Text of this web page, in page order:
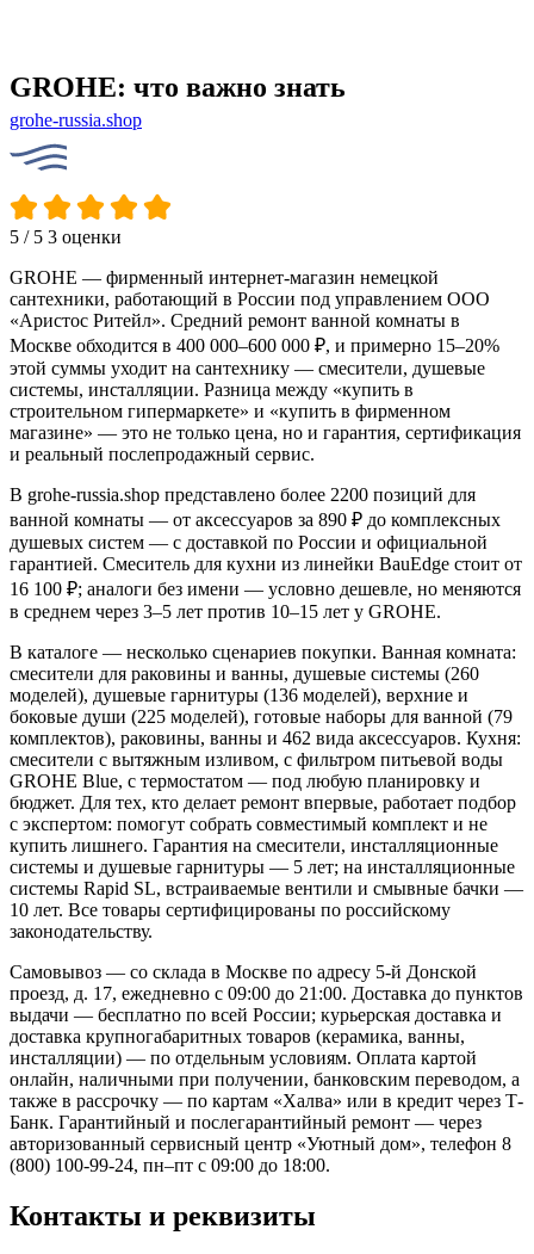
GROHE: что важно знать
grohe-russia.shop
5 / 5 3 оценки
GROHE — фирменный интернет-магазин немецкой
сантехники, работающий в России под управлением ООО
«Аристос Ритейл». Средний ремонт ванной комнаты в
Москве обходится в 400 000–600 000 ₽, и примерно 15–20%
этой суммы уходит на сантехнику — смесители, душевые
системы, инсталляции. Разница между «купить в
строительном гипермаркете» и «купить в фирменном
магазине» — это не только цена, но и гарантия, сертификация
и реальный послепродажный сервис.
В grohe-russia.shop представлено более 2200 позиций для
ванной комнаты — от аксессуаров за 890 ₽ до комплексных
душевых систем — с доставкой по России и официальной
гарантией. Смеситель для кухни из линейки BauEdge стоит от
16 100 ₽; аналоги без имени — условно дешевле, но меняются
в среднем через 3–5 лет против 10–15 лет у GROHE.
В каталоге — несколько сценариев покупки. Ванная комната:
смесители для раковины и ванны, душевые системы (260
моделей), душевые гарнитуры (136 моделей), верхние и
боковые души (225 моделей), готовые наборы для ванной (79
комплектов), раковины, ванны и 462 вида аксессуаров. Кухня:
смесители с вытяжным изливом, с фильтром питьевой воды
GROHE Blue, с термостатом — под любую планировку и
бюджет. Для тех, кто делает ремонт впервые, работает подбор
с экспертом: помогут собрать совместимый комплект и не
купить лишнего. Гарантия на смесители, инсталляционные
системы и душевые гарнитуры — 5 лет; на инсталляционные
системы Rapid SL, встраиваемые вентили и смывные бачки —
10 лет. Все товары сертифицированы по российскому
законодательству.
Самовывоз — со склада в Москве по адресу 5-й Донской
проезд, д. 17, ежедневно с 09:00 до 21:00. Доставка до пунктов
выдачи — бесплатно по всей России; курьерская доставка и
доставка крупногабаритных товаров (керамика, ванны,
инсталляции) — по отдельным условиям. Оплата картой
онлайн, наличными при получении, банковским переводом, а
также в рассрочку — по картам «Халва» или в кредит через Т-
Банк. Гарантийный и послегарантийный ремонт — через
авторизованный сервисный центр «Уютный дом», телефон 8
(800) 100-99-24, пн–пт с 09:00 до 18:00.
Контакты и реквизиты